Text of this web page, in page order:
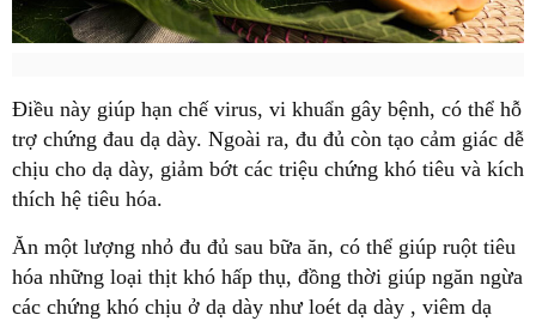
Điều này giúp hạn chế virus, vi khuẩn gây bệnh, có thể hỗ
trợ chứng đau dạ dày. Ngoài ra, đu đủ còn tạo cảm giác dễ
chịu cho dạ dày, giảm bớt các triệu chứng khó tiêu và kích
thích hệ tiêu hóa.
Ăn một lượng nhỏ đu đủ sau bữa ăn, có thể giúp ruột tiêu
hóa những loại thịt khó hấp thụ, đồng thời giúp ngăn ngừa
các chứng khó chịu ở dạ dày như loét dạ dày , viêm dạ